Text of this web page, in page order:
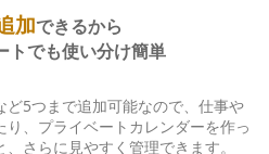
加できるから
トでも使い分け簡単
5つまで追加可能なので、仕事や
、プライベートカレンダーを作っ
さらに見やすく管理できます。